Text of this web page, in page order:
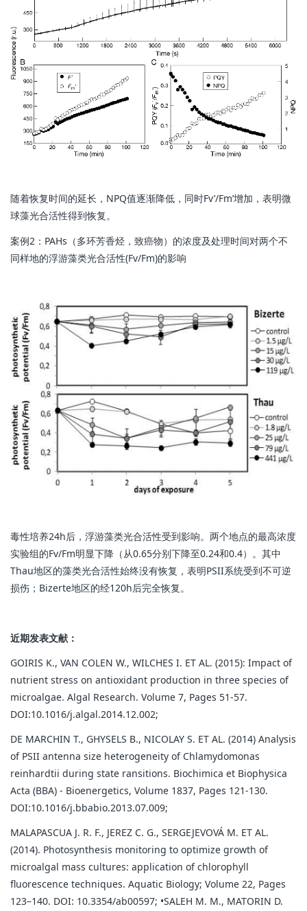
随着恢复时间的延长，NPQ值逐渐降低，同时Fv’/Fm’增加，表明微
球藻光合活性得到恢复。
案例2：PAHs（多环芳香烃，致癌物）的浓度及处理时间对两个不
同样地的浮游藻类光合活性(Fv/Fm)的影响
毒性培养24h后，浮游藻类光合活性受到影响。两个地点的最高浓度
实验组的Fv/Fm明显下降（从0.65分别下降至0.24和0.4）。其中
Thau地区的藻类光合活性始终没有恢复，表明PSII系统受到不可逆
损伤；Bizerte地区的经120h后完全恢复。
近期发表文献：
GOIRIS K., VAN COLEN W., WILCHES I. ET AL. (2015): Impact of
nutrient stress on antioxidant production in three species of
microalgae. Algal Research. Volume 7, Pages 51-57.
DOI:10.1016/j.algal.2014.12.002;
DE MARCHIN T., GHYSELS B., NICOLAY S. ET AL. (2014) Analysis
of PSII antenna size heterogeneity of Chlamydomonas
reinhardtii during state ransitions. Biochimica et Biophysica
Acta (BBA) - Bioenergetics, Volume 1837, Pages 121-130.
DOI:10.1016/j.bbabio.2013.07.009;
MALAPASCUA J. R. F., JEREZ C. G., SERGEJEVOVÁ M. ET AL.
(2014). Photosynthesis monitoring to optimize growth of
microalgal mass cultures: application of chlorophyll
fluorescence techniques. Aquatic Biology; Volume 22, Pages
123–140. DOI: 10.3354/ab00597; •SALEH M. M., MATORIN D.